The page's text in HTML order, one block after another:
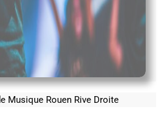
Musique Rouen Rive Droite